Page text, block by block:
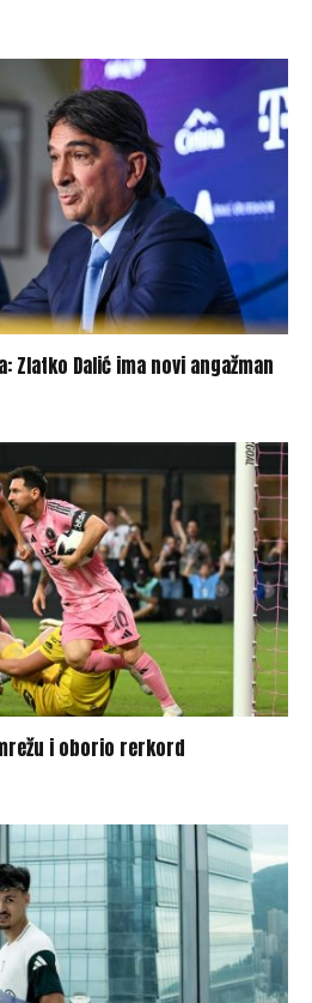
Zlatko Dalić ima novi angažman
i oborio rerkord